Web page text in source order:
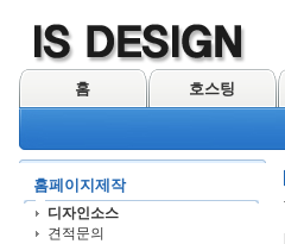
홈 호스팅
홈페이지제작
디자인소스
견적문의